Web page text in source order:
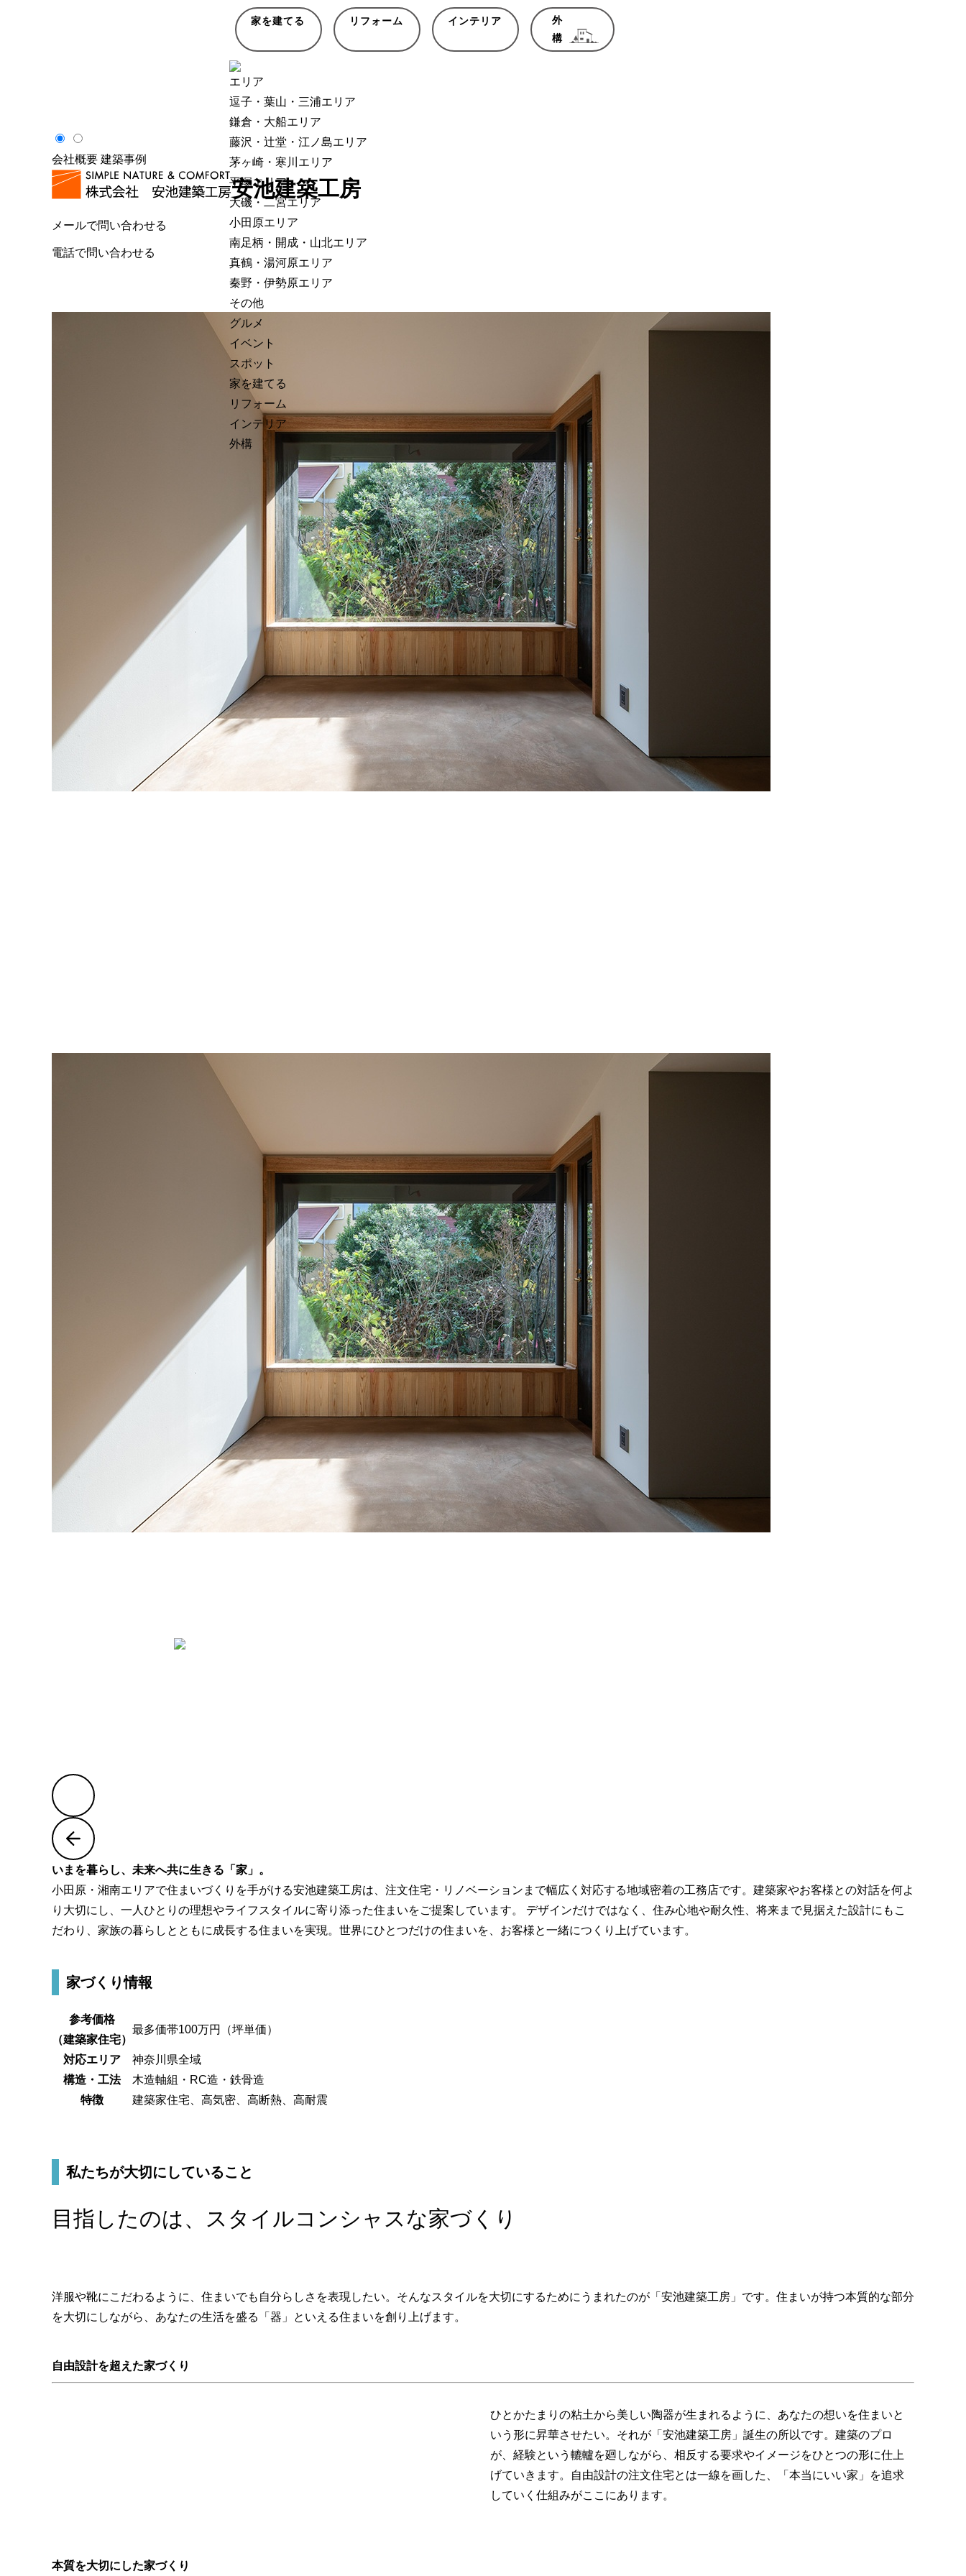
家を建てる リフォーム インテリア
外
構
エリア
逗子・葉山・三浦エリア
鎌倉・大船エリア
藤沢・辻堂・江ノ島エリア
茅ヶ崎・寒川エリア
平塚エリア
大磯・二宮エリア
小田原エリア
南足柄・開成・山北エリア
真鶴・湯河原エリア
秦野・伊勢原エリア
その他
グルメ
イベント
スポット
家を建てる
リフォーム
インテリア
外構
会社概要 建築事例
安池建築工房
メールで問い合わせる
電話で問い合わせる
いまを暮らし、未来へ共に生きる「家」。
小田原・湘南エリアで住まいづくりを手がける安池建築工房は、注文住宅・リノベーションまで幅広く対応する地域密着の工務店です。建築家やお客様との対話を何よ
り大切にし、一人ひとりの理想やライフスタイルに寄り添った住まいをご提案しています。 デザインだけではなく、住み心地や耐久性、将来まで見据えた設計にもこ
だわり、家族の暮らしとともに成長する住まいを実現。世界にひとつだけの住まいを、お客様と一緒につくり上げています。
家づくり情報
参考価格
（建築家住宅）
最多価帯100万円（坪単価）
対応エリア
神奈川県全域
構造・工法
木造軸組・RC造・鉄骨造
特徴
建築家住宅、高気密、高断熱、高耐震
私たちが大切にしていること
目指したのは、スタイルコンシャスな家づくり
洋服や靴にこだわるように、住まいでも自分らしさを表現したい。そんなスタイルを大切にするためにうまれたのが「安池建築工房」です。住まいが持つ本質的な部分
を大切にしながら、あなたの生活を盛る「器」といえる住まいを創り上げます。
自由設計を超えた家づくり
ひとかたまりの粘土から美しい陶器が生まれるように、あなたの想いを住まいと
いう形に昇華させたい。それが「安池建築工房」誕生の所以です。建築のプロ
が、経験という轆轤を廻しながら、相反する要求やイメージをひとつの形に仕上
げていきます。自由設計の注文住宅とは一線を画した、「本当にいい家」を追求
していく仕組みがここにあります。
本質を大切にした家づくり